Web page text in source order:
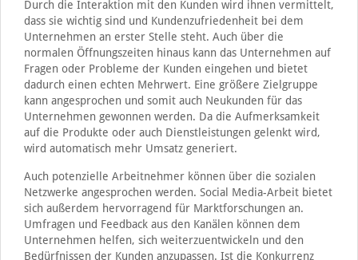
Durch die Interaktion mit den Kunden wird ihnen vermittelt,
dass sie wichtig sind und Kundenzufriedenheit bei dem
Unternehmen an erster Stelle steht. Auch über die
normalen Öffnungszeiten hinaus kann das Unternehmen auf
Fragen oder Probleme der Kunden eingehen und bietet
dadurch einen echten Mehrwert. Eine größere Zielgruppe
kann angesprochen und somit auch Neukunden für das
Unternehmen gewonnen werden. Da die Aufmerksamkeit
auf die Produkte oder auch Dienstleistungen gelenkt wird,
wird automatisch mehr Umsatz generiert.
Auch potenzielle Arbeitnehmer können über die sozialen
Netzwerke angesprochen werden. Social Media-Arbeit bietet
sich außerdem hervorragend für Marktforschungen an.
Umfragen und Feedback aus den Kanälen können dem
Unternehmen helfen, sich weiterzuentwickeln und den
Bedürfnissen der Kunden anzupassen. Ist die Konkurrenz